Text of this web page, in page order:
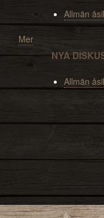
Mer
Allmän
NYA
Allmän